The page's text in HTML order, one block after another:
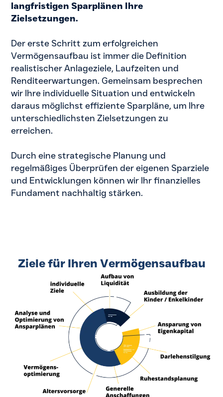
langfristigen Sparplänen Ihre
Zielsetzungen.
Der erste Schritt zum erfolgreichen
Vermögensaufbau ist immer die Definition
realistischer Anlageziele, Laufzeiten und
Renditeerwartungen. Gemeinsam besprechen
wir Ihre individuelle Situation und entwickeln
daraus möglichst effiziente Sparpläne, um Ihre
unterschiedlichsten Zielsetzungen zu
erreichen.
Durch eine strategische Planung und
regelmäßiges Überprüfen der eigenen Sparziele
und Entwicklungen können wir Ihr finanzielles
Fundament nachhaltig stärken.
Ziele für Ihren Vermögensaufbau